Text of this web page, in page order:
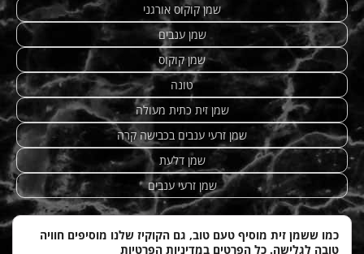
שמן קוקוס אורגני
שמן ענבים
שמן קוקוס
טונה
שמן זית כתית מעולה
שמן זרעי ענבים בכבישה קרה
שמן דלעת
שמן זרעי ענבים
כמו ששמן זית מוסיף טעם טוב, גם הקוקיז שלנו מוסיפים חוויה
טובה לגלישה. כל הפרטים במדיניות הפרטיות